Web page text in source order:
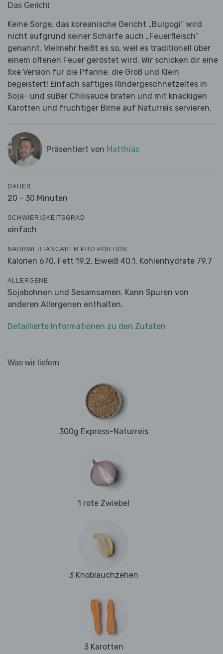
Das Gericht
Keine Sorge, das koreanische Gericht „Bulgogi“ wird
nicht aufgrund seiner Schärfe auch „Feuerfleisch“
genannt. Vielmehr heißt es so, weil es traditionell über
einem offenen Feuer geröstet wird. Wir schicken dir eine
fixe Version für die Pfanne, die Groß und Klein
begeistert! Einfach saftiges Rindergeschnetzeltes in
Soja- und süßer Chilisauce braten und mit knackigen
Karotten und fruchtiger Birne auf Naturreis servieren.
Präsentiert von Matthias
DAUER
20 - 30 Minuten
SCHWIERIGKEITSGRAD
einfach
NÄHRWERTANGABEN PRO PORTION
Kalorien 670, Fett 19.2, Eiweiß 40.1, Kohlenhydrate 79.7
ALLERGENE
Sojabohnen und Sesamsamen. Kann Spuren von
anderen Allergenen enthalten.
Detaillierte Informationen zu den Zutaten
Was wir liefern
300g Express-Naturreis
1 rote Zwiebel
3 Knoblauchzehen
3 Karotten